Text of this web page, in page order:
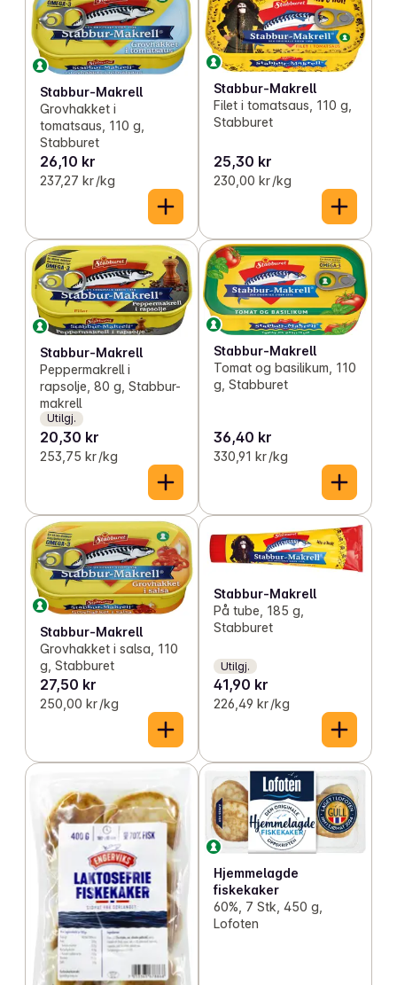
Stabbur-Makrell
Grovhakket i
tomatsaus, 110 g,
Stabburet
26,10 kr
237,27 kr /kg
Stabbur-Makrell
Filet i tomatsaus, 110 g,
Stabburet
25,30 kr
230,00 kr /kg
Stabbur-Makrell
Peppermakrell i
rapsolje, 80 g, Stabbur-
makrell
Utilgj.
20,30 kr
253,75 kr /kg
Stabbur-Makrell
Tomat og basilikum, 110
g, Stabburet
36,40 kr
330,91 kr /kg
Stabbur-Makrell
Grovhakket i salsa, 110
g, Stabburet
27,50 kr
250,00 kr /kg
Stabbur-Makrell
På tube, 185 g,
Stabburet
Utilgj.
41,90 kr
226,49 kr /kg
Hjemmelagde
fiskekaker
60%, 7 Stk, 450 g,
Lofoten